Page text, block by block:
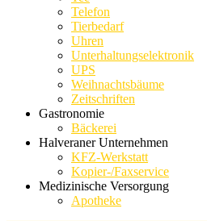
Telefon
Tierbedarf
Uhren
Unterhaltungselektronik
UPS
Weihnachtsbäume
Zeitschriften
Gastronomie
Bäckerei
Halveraner Unternehmen
KFZ-Werkstatt
Kopier-/Faxservice
Medizinische Versorgung
Apotheke